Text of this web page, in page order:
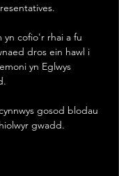
yn cofio'r rhai a fu
dros ein hawl i
yn Eglwys
gosod blodau
gwadd.